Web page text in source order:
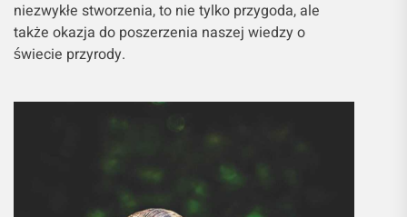
niezwykłe stworzenia, to nie tylko przygoda, ale
także okazja do poszerzenia naszej wiedzy o
świecie przyrody.